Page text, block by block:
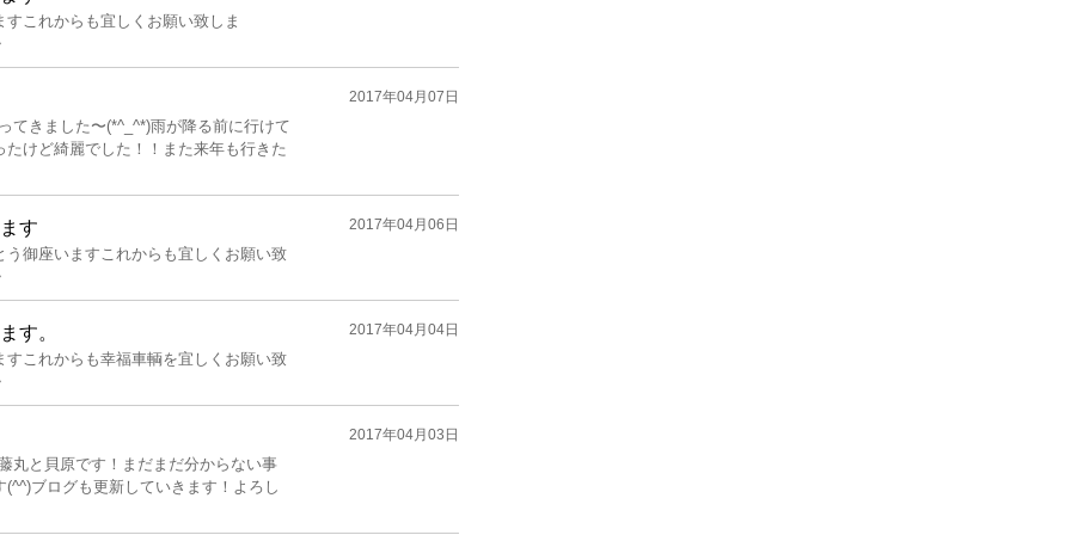
これからも宜しくお願い致しま
てきました〜(*^_^*)雨が降る前に行けて
けど綺麗でした！！また来年も行きた
2017年04月07日
す
御座いますこれからも宜しくお願い致
2017年04月06日
す。
これからも幸福車輌を宜しくお願い致
2017年04月04日
丸と貝原です！まだまだ分からない事
ブログも更新していきます！よろし
2017年04月03日